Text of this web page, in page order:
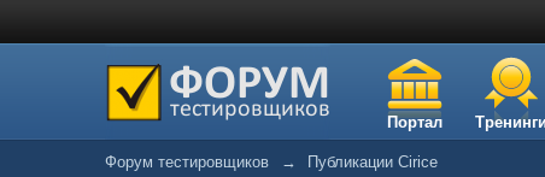
Портал Тренинги
Форум тестировщиков → Публикации Cirice